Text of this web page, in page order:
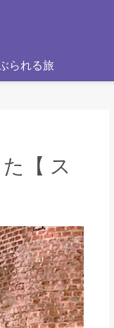
られる旅
【 ス